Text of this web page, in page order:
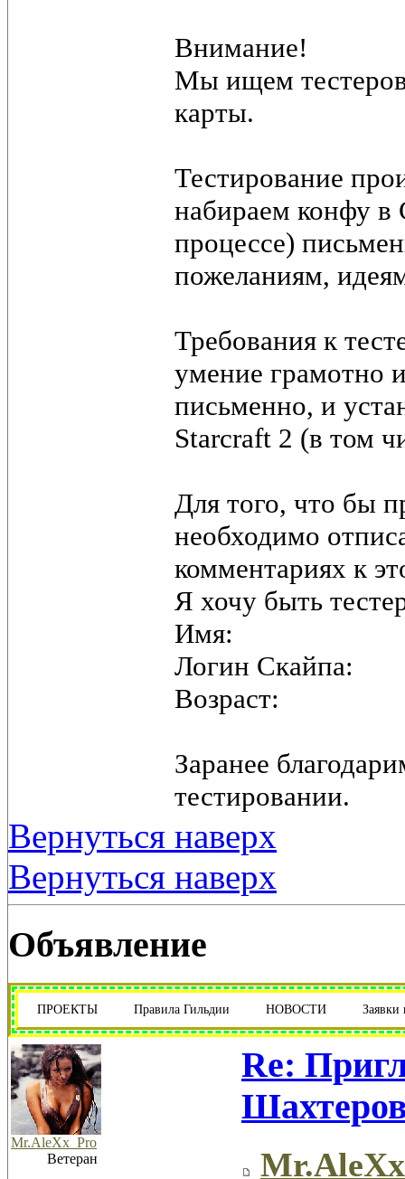
Внимание!
Мы ищем
карты.
Тестирование
набираем конфу в
процессе)
пожеланиям,
Требования к
умение грамотно
письменно, и
Starcraft 2 (в том
Для того, что бы
необходимо
комментариях к
Я хочу быть
Имя:
Логин Скайпа:
Возраст:
Заранее
тестировании.
Вернуться наверх
Вернуться наверх
Объявление
ПРОЕКТЫ Правила Гильдии НОВОСТИ
Mr.AleXx_Pro
Ветеран
Re: